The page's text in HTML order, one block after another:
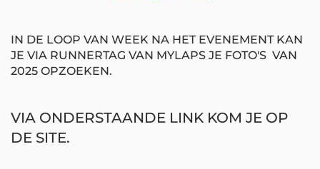
IN DE LOOP VAN WEEK NA HET EVENEMENT KAN
JE VIA RUNNERTAG VAN MYLAPS JE FOTO'S VAN
2025 OPZOEKEN.
VIA ONDERSTAANDE LINK KOM JE OP
DE SITE.